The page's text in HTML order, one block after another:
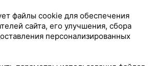
файлы cookie для обеспечения
сайта, его улучшения, сбора
персонализированных